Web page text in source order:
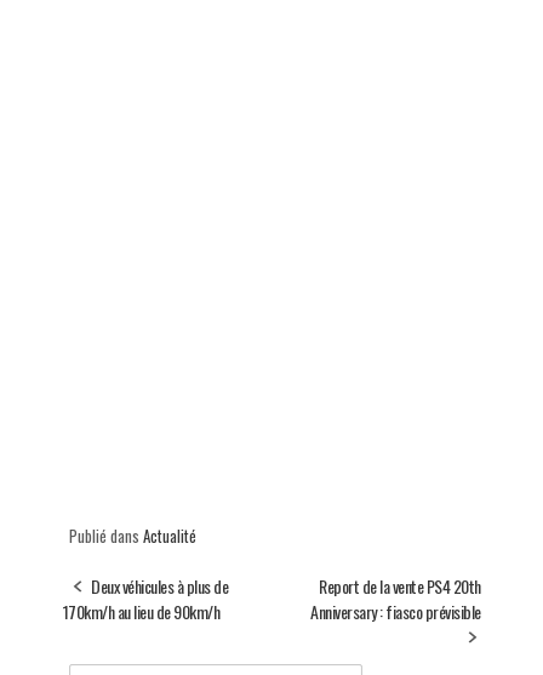
Publié dans Actualité
Deux véhicules à plus de
170km/h au lieu de 90km/h
Report de la vente PS4 20th
Anniversary : fiasco prévisible